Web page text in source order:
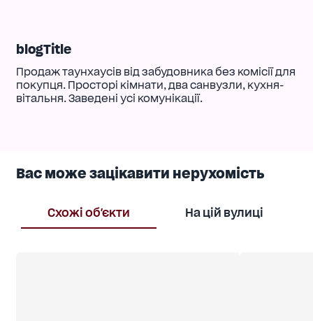
blogTitle
Продаж таунхаусів від забудовника без комісії для
покупця. Просторі кімнати, два санвузли, кухня-
вітальня. Заведені усі комунікації.
Вас може зацікавити нерухомість
Схожі об'єкти На цій вулиці